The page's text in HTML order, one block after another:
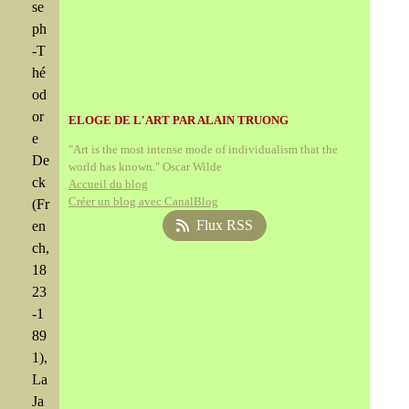
se
ph
-T
hé
od
or
e
De
ck
(Fr
en
ch,
18
23
-1
89
1),
La
Ja
ELOGE DE L'ART PAR ALAIN TRUONG
"Art is the most intense mode of individualism that the
world has known." Oscar Wilde
Accueil du blog
Créer un blog avec CanalBlog
Flux RSS